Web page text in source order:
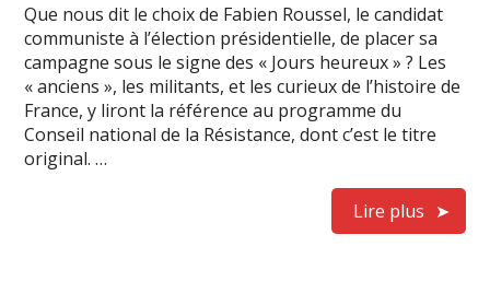
Que nous dit le choix de Fabien Roussel, le candidat
communiste à l’élection présidentielle, de placer sa
campagne sous le signe des « Jours heureux » ? Les
« anciens », les militants, et les curieux de l’histoire de
France, y liront la référence au programme du
Conseil national de la Résistance, dont c’est le titre
original. …
Lire plus